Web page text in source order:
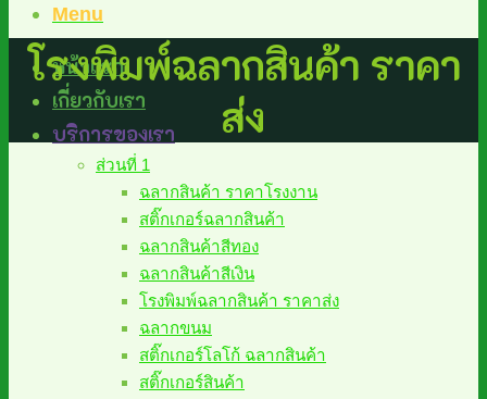
Menu
หน้าแรก
เกี่ยวกับเรา
บริการของเรา
ส่วนที่ 1
ฉลากสินค้า ราคาโรงงาน
สติ๊กเกอร์ฉลากสินค้า
ฉลากสินค้าสีทอง
ฉลากสินค้าสีเงิน
โรงพิมพ์ฉลากสินค้า ราคาส่ง
ฉลากขนม
สติ๊กเกอร์โลโก้ ฉลากสินค้า
สติ๊กเกอร์สินค้า
โรงพิมพ์ฉลากสินค้า ราคา
ส่ง